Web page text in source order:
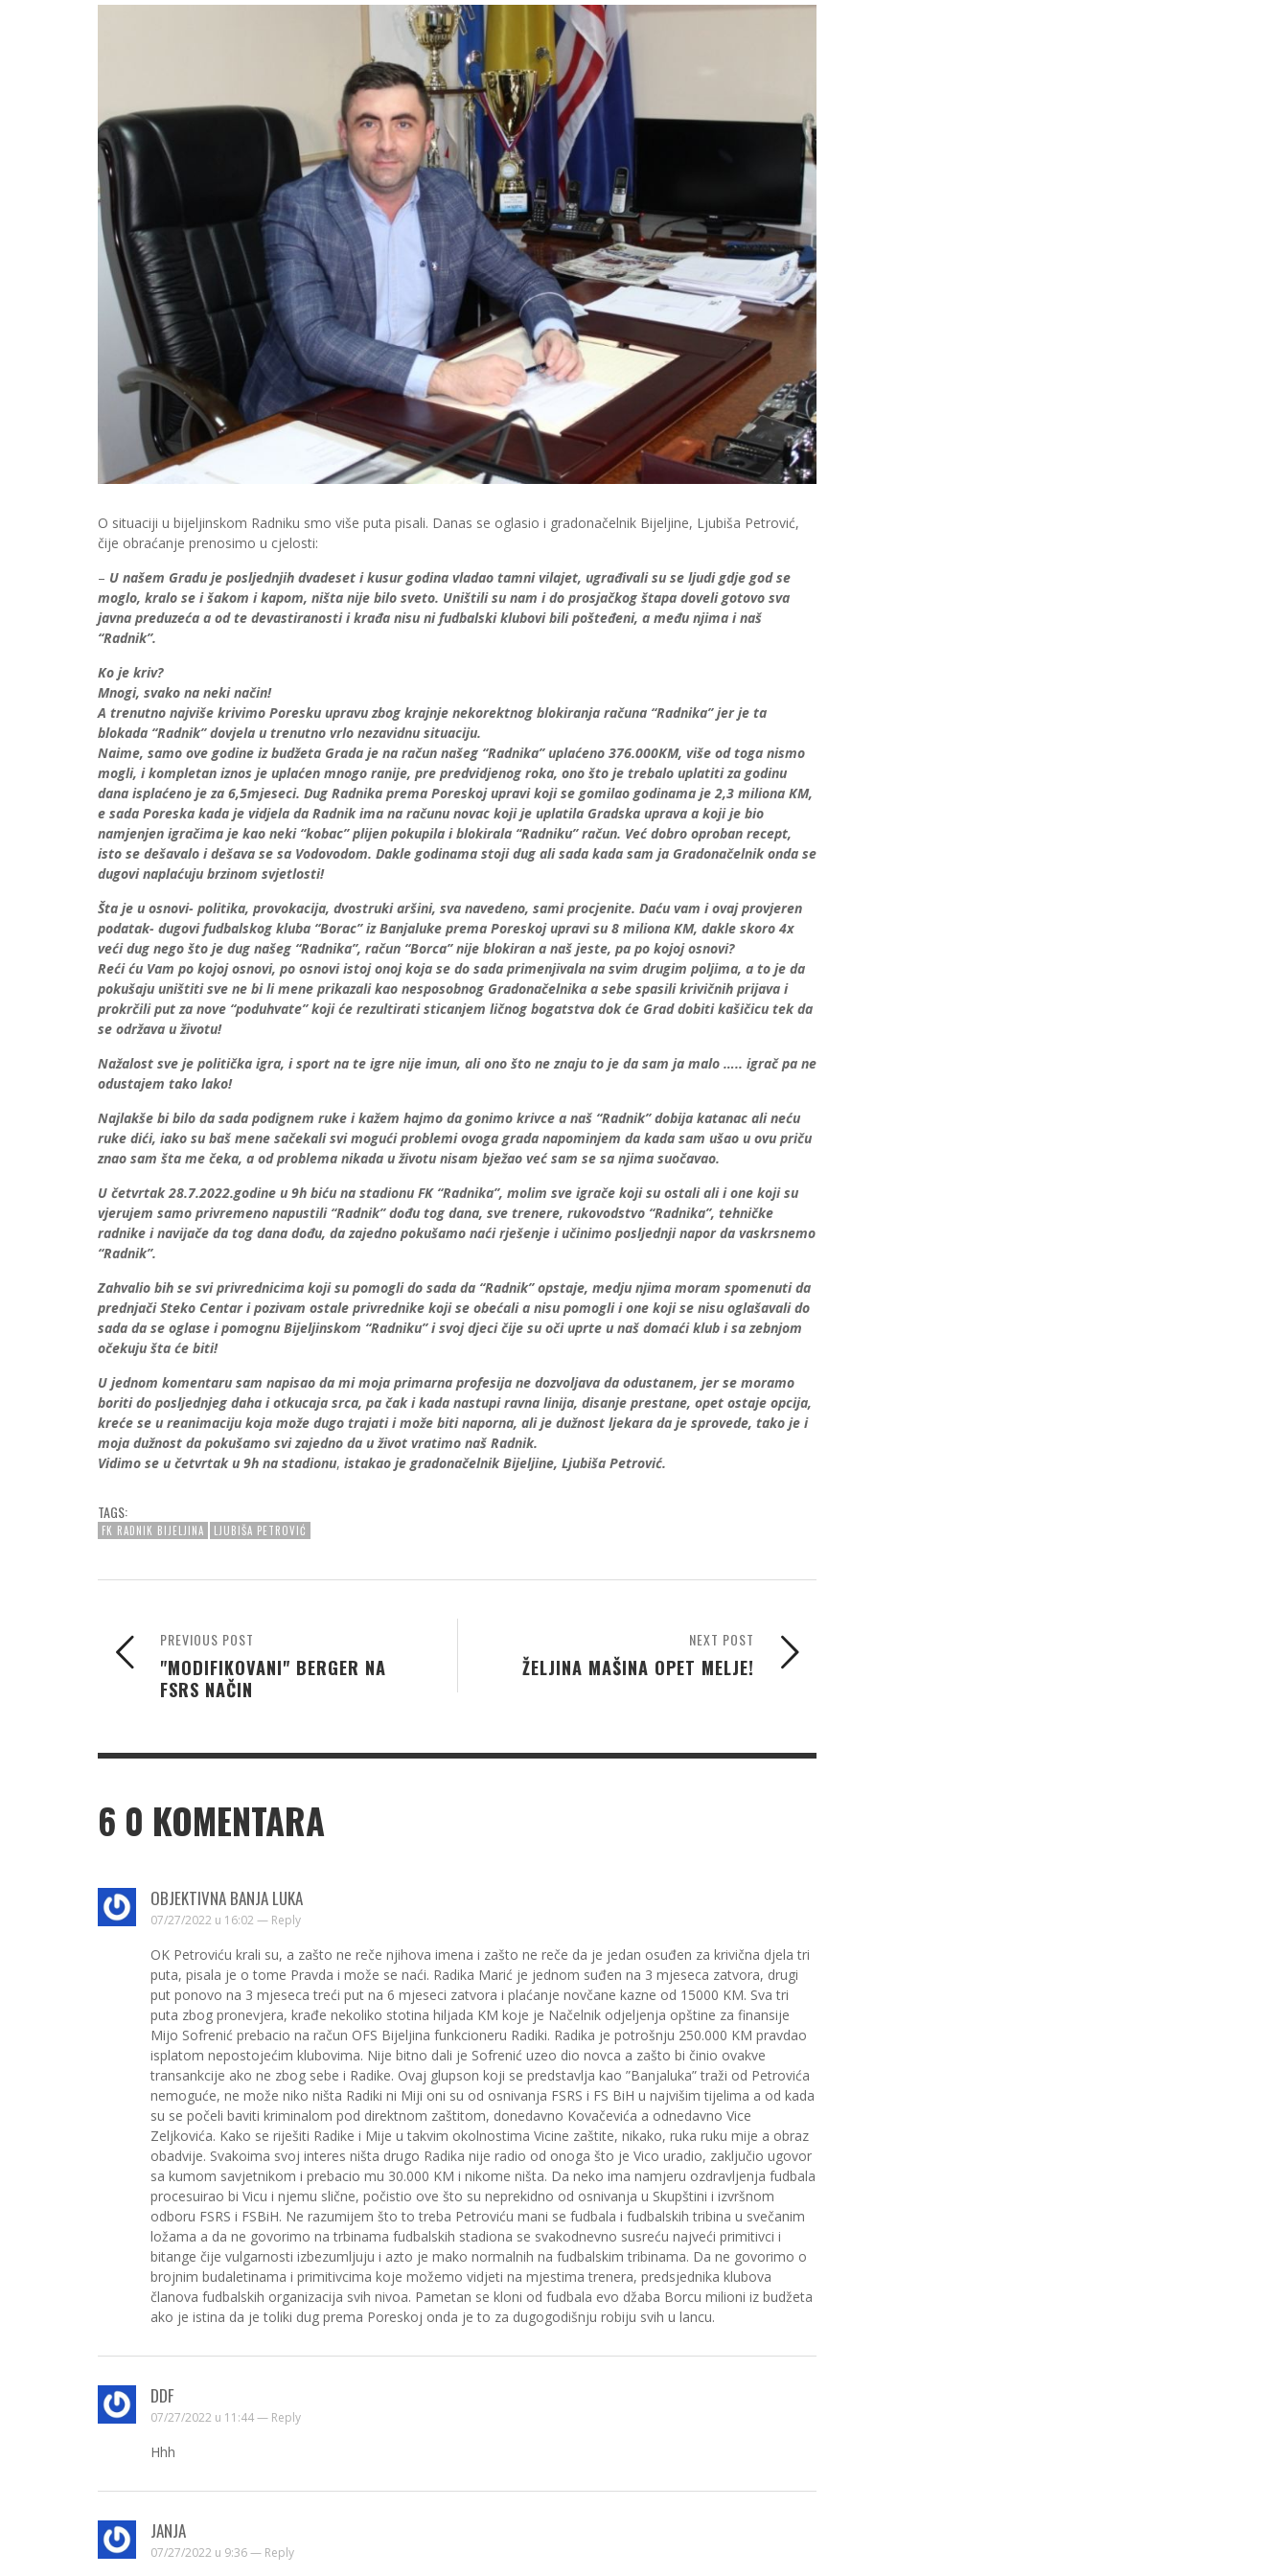
O situaciji u bijeljinskom Radniku smo više puta pisali. Danas se oglasio i gradonačelnik Bijeljine, Ljubiša Petrović,
čije obraćanje prenosimo u cjelosti:
– U našem Gradu je posljednjih dvadeset i kusur godina vladao tamni vilajet, ugrađivali su se ljudi gdje god se
moglo, kralo se i šakom i kapom, ništa nije bilo sveto. Uništili su nam i do prosjačkog štapa doveli gotovo sva
javna preduzeća a od te devastiranosti i krađa nisu ni fudbalski klubovi bili pošteđeni, a među njima i naš
“Radnik”.
Ko je kriv?
Mnogi, svako na neki način!
A trenutno najviše krivimo Poresku upravu zbog krajnje nekorektnog blokiranja računa “Radnika” jer je ta
blokada “Radnik” dovjela u trenutno vrlo nezavidnu situaciju.
Naime, samo ove godine iz budžeta Grada je na račun našeg “Radnika” uplaćeno 376.000KM, više od toga nismo
mogli, i kompletan iznos je uplaćen mnogo ranije, pre predvidjenog roka, ono što je trebalo uplatiti za godinu
dana isplaćeno je za 6,5mjeseci. Dug Radnika prema Poreskoj upravi koji se gomilao godinama je 2,3 miliona KM,
e sada Poreska kada je vidjela da Radnik ima na računu novac koji je uplatila Gradska uprava a koji je bio
namjenjen igračima je kao neki “kobac” plijen pokupila i blokirala “Radniku” račun. Već dobro oproban recept,
isto se dešavalo i dešava se sa Vodovodom. Dakle godinama stoji dug ali sada kada sam ja Gradonačelnik onda se
dugovi naplaćuju brzinom svjetlosti!
Šta je u osnovi- politika, provokacija, dvostruki aršini, sva navedeno, sami procjenite. Daću vam i ovaj provjeren
podatak- dugovi fudbalskog kluba “Borac” iz Banjaluke prema Poreskoj upravi su 8 miliona KM, dakle skoro 4x
veći dug nego što je dug našeg “Radnika”, račun “Borca” nije blokiran a naš jeste, pa po kojoj osnovi?
Reći ću Vam po kojoj osnovi, po osnovi istoj onoj koja se do sada primenjivala na svim drugim poljima, a to je da
pokušaju uništiti sve ne bi li mene prikazali kao nesposobnog Gradonačelnika a sebe spasili krivičnih prijava i
prokrčili put za nove “poduhvate” koji će rezultirati sticanjem ličnog bogatstva dok će Grad dobiti kašičicu tek da
se održava u životu!
Nažalost sve je politička igra, i sport na te igre nije imun, ali ono što ne znaju to je da sam ja malo ….. igrač pa ne
odustajem tako lako!
Najlakše bi bilo da sada podignem ruke i kažem hajmo da gonimo krivce a naš “Radnik” dobija katanac ali neću
ruke dići, iako su baš mene sačekali svi mogući problemi ovoga grada napominjem da kada sam ušao u ovu priču
znao sam šta me čeka, a od problema nikada u životu nisam bježao već sam se sa njima suočavao.
U četvrtak 28.7.2022.godine u 9h biću na stadionu FK “Radnika”, molim sve igrače koji su ostali ali i one koji su
vjerujem samo privremeno napustili “Radnik” dođu tog dana, sve trenere, rukovodstvo “Radnika”, tehničke
radnike i navijače da tog dana dođu, da zajedno pokušamo naći rješenje i učinimo posljednji napor da vaskrsnemo
“Radnik”.
Zahvalio bih se svi privrednicima koji su pomogli do sada da “Radnik” opstaje, medju njima moram spomenuti da
prednjači Steko Centar i pozivam ostale privrednike koji se obećali a nisu pomogli i one koji se nisu oglašavali do
sada da se oglase i pomognu Bijeljinskom “Radniku” i svoj djeci čije su oči uprte u naš domaći klub i sa zebnjom
očekuju šta će biti!
U jednom komentaru sam napisao da mi moja primarna profesija ne dozvoljava da odustanem, jer se moramo
boriti do posljednjeg daha i otkucaja srca, pa čak i kada nastupi ravna linija, disanje prestane, opet ostaje opcija,
kreće se u reanimaciju koja može dugo trajati i može biti naporna, ali je dužnost ljekara da je sprovede, tako je i
moja dužnost da pokušamo svi zajedno da u život vratimo naš Radnik.
Vidimo se u četvrtak u 9h na stadionu, istakao je gradonačelnik Bijeljine, Ljubiša Petrović.
TAGS:
FK RADNIK BIJELJINA LJUBIŠA PETROVIĆ
NEXT POST
ŽELJINA MAŠINA OPET MELJE!
PREVIOUS POST
"MODIFIKOVANI" BERGER NA
FSRS NAČIN
6 0 KOMENTARA
OBJEKTIVNA BANJA LUKA
07/27/2022 u 16:02 — Reply
OK Petroviću krali su, a zašto ne reče njihova imena i zašto ne reče da je jedan osuđen za krivična djela tri
puta, pisala je o tome Pravda i može se naći. Radika Marić je jednom suđen na 3 mjeseca zatvora, drugi
put ponovo na 3 mjeseca treći put na 6 mjeseci zatvora i plaćanje novčane kazne od 15000 KM. Sva tri
puta zbog pronevjera, krađe nekoliko stotina hiljada KM koje je Načelnik odjeljenja opštine za finansije
Mijo Sofrenić prebacio na račun OFS Bijeljina funkcioneru Radiki. Radika je potrošnju 250.000 KM pravdao
isplatom nepostojećim klubovima. Nije bitno dali je Sofrenić uzeo dio novca a zašto bi činio ovakve
transankcije ako ne zbog sebe i Radike. Ovaj glupson koji se predstavlja kao ”Banjaluka” traži od Petrovića
nemoguće, ne može niko ništa Radiki ni Miji oni su od osnivanja FSRS i FS BiH u najvišim tijelima a od kada
su se počeli baviti kriminalom pod direktnom zaštitom, donedavno Kovačevića a odnedavno Vice
Zeljkovića. Kako se riješiti Radike i Mije u takvim okolnostima Vicine zaštite, nikako, ruka ruku mije a obraz
obadvije. Svakoima svoj interes ništa drugo Radika nije radio od onoga što je Vico uradio, zaključio ugovor
sa kumom savjetnikom i prebacio mu 30.000 KM i nikome ništa. Da neko ima namjeru ozdravljenja fudbala
procesuirao bi Vicu i njemu slične, počistio ove što su neprekidno od osnivanja u Skupštini i izvršnom
odboru FSRS i FSBiH. Ne razumijem što to treba Petroviću mani se fudbala i fudbalskih tribina u svečanim
ložama a da ne govorimo na trbinama fudbalskih stadiona se svakodnevno susreću najveći primitivci i
bitange čije vulgarnosti izbezumljuju i azto je mako normalnih na fudbalskim tribinama. Da ne govorimo o
brojnim budaletinama i primitivcima koje možemo vidjeti na mjestima trenera, predsjednika klubova
članova fudbalskih organizacija svih nivoa. Pametan se kloni od fudbala evo džaba Borcu milioni iz budžeta
ako je istina da je toliki dug prema Poreskoj onda je to za dugogodišnju robiju svih u lancu.
DDF
07/27/2022 u 11:44 — Reply
Hhh
JANJA
07/27/2022 u 9:36 — Reply